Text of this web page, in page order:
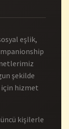
eşlik,
şekilde
için hizmet
kişilerle